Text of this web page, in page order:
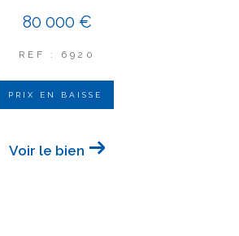
80 000 €
REF : 6920
PRIX EN BAISSE
Voir le bien